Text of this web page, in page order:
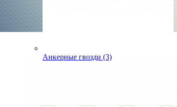
Анкерные гвозди (3)